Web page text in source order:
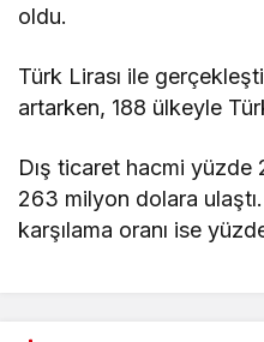
oldu.
Türk Lirası ile
artarken, 188 ülkeyle
Dış ticaret hacmi
263 milyon dolara ulaştı.
karşılama oranı ise